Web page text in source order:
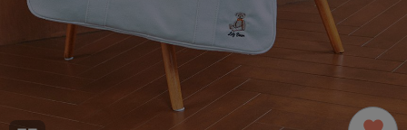
ALLISON BROWN